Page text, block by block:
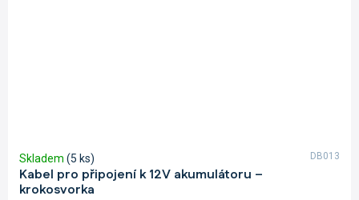
Kabel pro připojení k 12V akumulátoru –
krokosvorka
Skladem (5 ks) DB013